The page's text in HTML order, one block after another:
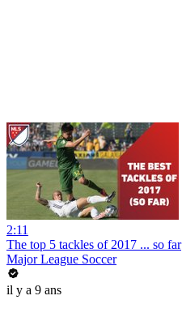
2:11
The top 5 tackles of 2017 ... so far
Major League Soccer
il y a 9 ans